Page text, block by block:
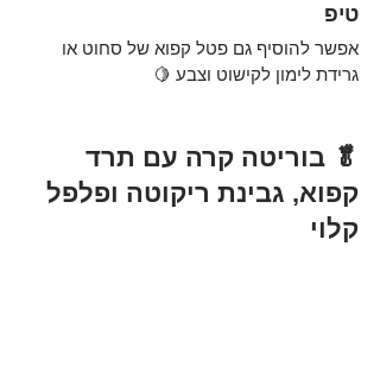
טיפ
אפשר להוסיף גם פטל קפוא של סחוט או
גרידת לימון לקישוט וצבע 🍋
🥬 בוריטה קרה עם תרד
קפוא, גבינת ריקוטה ופלפל
קלוי